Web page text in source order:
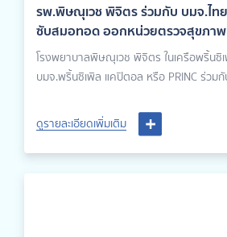
รพ.พิษณุเวช พิจิตร ร่วมกับ บมจ.ไท
ซับสมอทอด ออกหน่วยตรวจสุขภา
นางต่วม จ.นครสวรรค์
โรงพยาบาลพิษณุเวช พิจิตร ในเครือพริ้นซิเ
บมจ.พริ้นซิเพิล แคปิตอล หรือ PRINC ร่วม
ต่วม ต.บ่อรัง อ.หนองบัว จ.นครสวรรค์ ภาย
ความดัน ตรวจมวลร่างกายด้วยเครื่อง
เชี่ยวชาญ และมีผู้สนใจเข้าร่วมตรวจสุขภา
ดูรายละเอียดเพิ่มเติม